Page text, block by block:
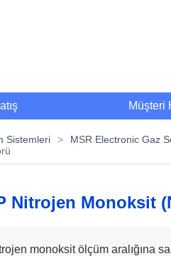
Müşteri
Sistemleri > MSR Electronic Gaz
Nitrojen Monoksit
monoksit ölçüm aralığına